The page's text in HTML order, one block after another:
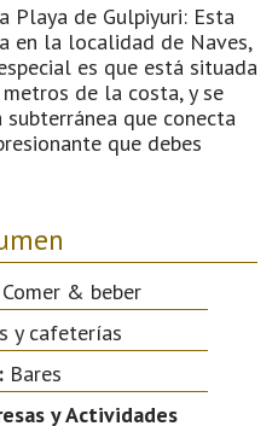
de Gulpiyuri: Esta
en la localidad de Naves,
es que está situada
de la costa, y se
que conecta
que debes
Comer & beber
y cafeterías
Bares
y Actividades